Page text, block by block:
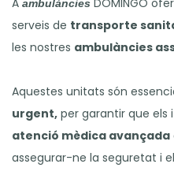
A ambulàncies DOMINGO
serveis de transporte
les nostres ambulàncies
Aquestes unitats són
urgent, per garantir que els
atenció mèdica avançada
assegurar-ne la seguretat i